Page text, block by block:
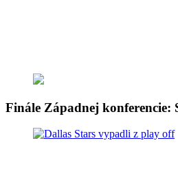
Finále Západnej konferencie: